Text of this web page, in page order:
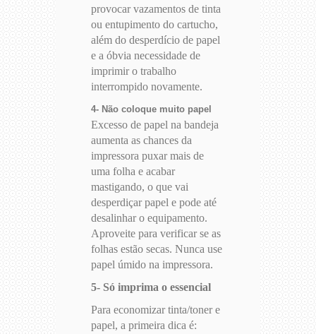
provocar vazamentos de tinta
ou entupimento do cartucho,
além do desperdício de papel
e a óbvia necessidade de
imprimir o trabalho
interrompido novamente.
4- Não coloque muito papel
Excesso de papel na bandeja
aumenta as chances da
impressora puxar mais de
uma folha e acabar
mastigando, o que vai
desperdiçar papel e pode até
desalinhar o equipamento.
Aproveite para verificar se as
folhas estão secas. Nunca use
papel úmido na impressora.
5- Só imprima o essencial
Para economizar tinta/toner e
papel, a primeira dica é: